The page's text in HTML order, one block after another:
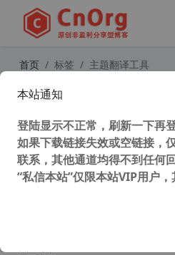
首页 标签 主题翻译工具
具
本站通知
登陆显示不正常，刷新一下再
如果下载链接失效或空链接，
联系，其他通道均得不到任何
“私信本站”仅限本站VIP用户